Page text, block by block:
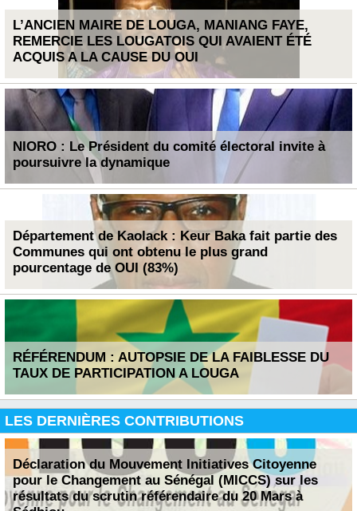
L’ANCIEN MAIRE DE LOUGA, MANIANG FAYE,
REMERCIE LES LOUGATOIS QUI AVAIENT ÉTÉ
ACQUIS A LA CAUSE DU OUI
NIORO : Le Président du comité électoral invite à
poursuivre la dynamique
Département de Kaolack : Keur Baka fait partie des
Communes qui ont obtenu le plus grand
pourcentage de OUI (83%)
RÉFÉRENDUM : AUTOPSIE DE LA FAIBLESSE DU
TAUX DE PARTICIPATION A LOUGA
LES DERNIÈRES CONTRIBUTIONS
Déclaration du Mouvement Initiatives Citoyenne
pour le Changement au Sénégal (MICCS) sur les
résultats du scrutin référendaire du 20 Mars à